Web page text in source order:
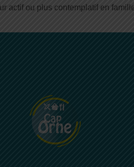
actif ou plus contemplatif en